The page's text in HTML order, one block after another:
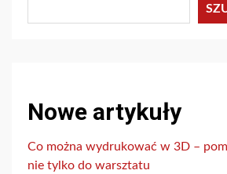
Nowe artykuły
Co można wydrukować w 3D –
nie tylko do warsztatu